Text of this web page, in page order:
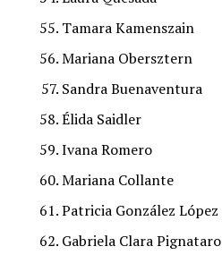
Tamara Kamenszain
Mariana Obersztern
Sandra Buenaventura
Élida Saidler
Ivana Romero
Mariana Collante
Patricia González López
Gabriela Clara Pignataro